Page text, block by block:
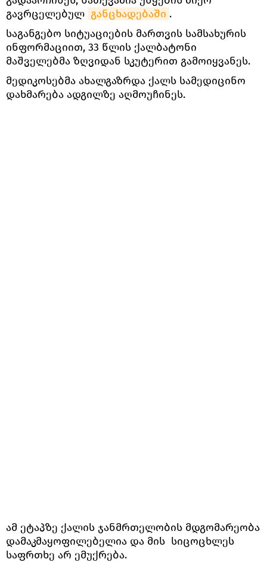
გავრცელებულ განცხადებაში .
საგანგებო სიტუაციების მართვის სამსახურის
ინფორმაციით, 33 წლის ქალბატონი
მაშველებმა ზღვიდან სკუტერით გამოიყვანეს.
მედიკოსებმა ახალგაზრდა ქალს სამედიცინო
დახმარება ადგილზე აღმოუჩინეს.
ამ ეტაპზე ქალის ჯანმრთელობის მდგომარეობა
დამაკმაყოფილებელია და მის სიცოცხლეს
საფრთხე არ ემუქრება.